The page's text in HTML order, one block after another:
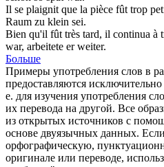
Il se plaignit que la pièce fût trop
Raum zu klein sei.
Bien qu'il fût très tard, il continua à
war, arbeitete er weiter.
Больше
Примеры употребления слов в
предоставляются
е. для изучения употребления
их перевода на другой. Все
из открытых источников с
основе двуязычных данных.
орфографическую,
оригинале или переводе,